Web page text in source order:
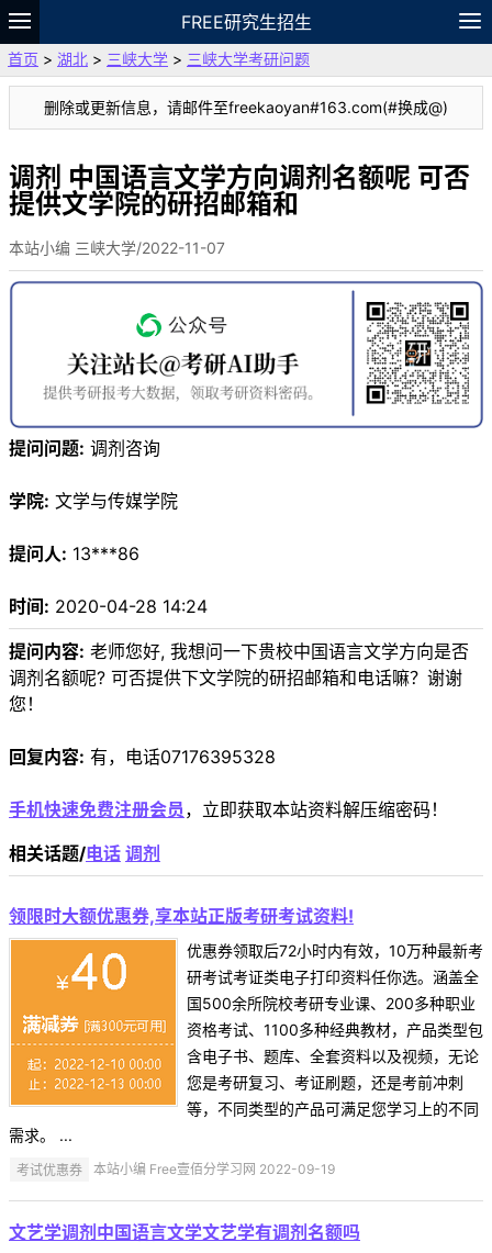
FREE研究生招生
题库
故事 专题 APP 笔记
VIP
资料
首页 > 湖北 > 三峡大学 > 三峡大学考研问题
删除或更新信息，请邮件至freekaoyan#163.com(#换成@)
调剂 中国语言文学方向调剂名额呢 可否
提供文学院的研招邮箱和
本站小编 三峡大学/2022-11-07
提问问题: 调剂咨询
学院: 文学与传媒学院
提问人: 13***86
时间: 2020-04-28 14:24
提问内容: 老师您好, 我想问一下贵校中国语言文学方向是否
调剂名额呢? 可否提供下文学院的研招邮箱和电话嘛？谢谢
您！
回复内容: 有，电话07176395328
手机快速免费注册会员 ，立即获取本站资料解压缩密码！
相关话题/电话 调剂
领限时大额优惠券,享本站正版考研考试资料!
优惠券领取后72小时内有效，10万种最新考
研考试考证类电子打印资料任你选。涵盖全
国500余所院校考研专业课、200多种职业
资格考试、1100多种经典教材，产品类型包
含电子书、题库、全套资料以及视频，无论
您是考研复习、考证刷题，还是考前冲刺
等，不同类型的产品可满足您学习上的不同
需求。 ...
考试优惠券 本站小编 Free壹佰分学习网 2022-09-19
文艺学调剂中国语言文学文艺学有调剂名额吗